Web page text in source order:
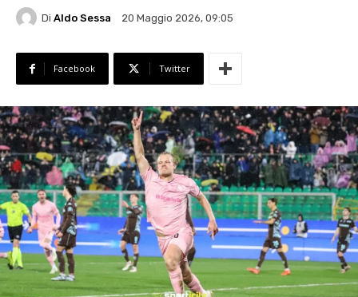
Di Aldo Sessa 20 Maggio 2026, 09:05
Facebook Twitter